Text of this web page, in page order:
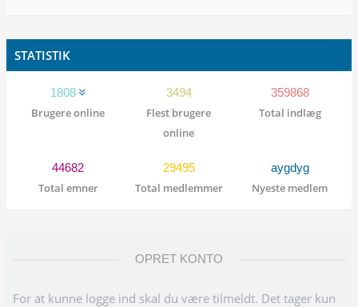
STATISTIK
1808
Brugere online
3494
Flest brugere
online
359868
Total indlæg
44682
Total emner
29495
Total medlemmer
aygdyg
Nyeste medlem
OPRET KONTO
For at kunne logge ind skal du være tilmeldt. Det tager kun